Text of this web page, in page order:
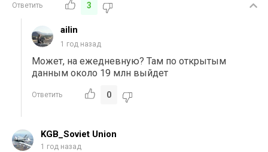
Ответить 3
ailin
1 год назад
Может, на ежедневную? Там по открытым
данным около 19 млн выйдет
Ответить 0
KGB_Soviet Union
1 год назад